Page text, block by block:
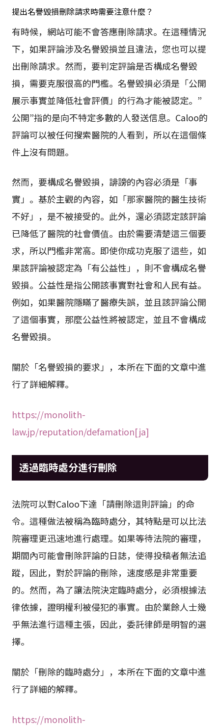
提出名譽毀損刪除請求時需要注意什麼？
有時候，網站可能不會答應刪除請求。在這種情況
下，如果評論涉及名譽毀損並且違法，您也可以提
出刪除請求。然而，要判定評論是否構成名譽毀
損，需要克服很高的門檻。名譽毀損必須是「公開
展示事實並降低社會評價」的行為才能被認定。”
公開”指的是向不特定多數的人發送信息。Caloo的
評論可以被任何搜索醫院的人看到，所以在這個條
件上沒有問題。
然而，要構成名譽毀損，誹謗的內容必須是「事
實」。基於主觀的內容，如「那家醫院的醫生技術
不好」，是不被接受的。此外，還必須認定該評論
已降低了醫院的社會價值。由於需要清楚這三個要
求，所以門檻非常高。即使你成功克服了這些，如
果該評論被認定為「有公益性」，則不會構成名譽
毀損。公益性是指公開該事實對社會和人民有益。
例如，如果醫院隱瞞了醫療失誤，並且該評論公開
了這個事實，那麼公益性將被認定，並且不會構成
名譽毀損。
關於「名譽毀損的要求」，本所在下面的文章中進
行了詳細解釋。
https://monolith-
law.jp/reputation/defamation[ja]
透過臨時處分進行刪除
法院可以對Caloo下達「請刪除這則評論」的命
令。這種做法被稱為臨時處分，其特點是可以比法
院審理更迅速地進行處理。如果等待法院的審理，
期間內可能會刪除評論的日誌，使得投稿者無法追
蹤，因此，對於評論的刪除，速度感是非常重要
的。然而，為了讓法院決定臨時處分，必須根據法
律依據，證明權利被侵犯的事實。由於業餘人士幾
乎無法進行這種主張，因此，委託律師是明智的選
擇。
關於「刪除的臨時處分」，本所在下面的文章中進
行了詳細的解釋。
https://monolith-